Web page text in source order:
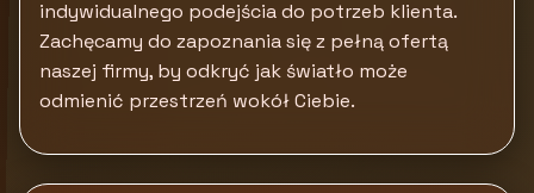
indywidualnego podejścia do potrzeb klienta.
Zachęcamy do zapoznania się z pełną ofertą
naszej firmy, by odkryć jak światło może
odmienić przestrzeń wokół Ciebie.